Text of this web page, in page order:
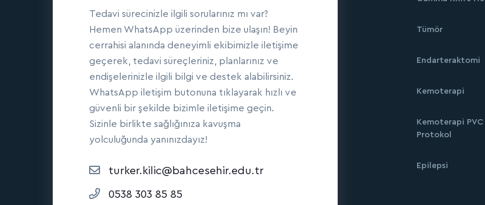
Tedavi sürecinizle ilgili sorularınız mı var?
Hemen WhatsApp üzerinden bize ulaşın! Beyin
cerrahisi alanında deneyimli ekibimizle iletişime
geçerek, tedavi süreçleriniz, planlarınız ve
endişelerinizle ilgili bilgi ve destek alabilirsiniz.
WhatsApp iletişim butonuna tıklayarak hızlı ve
güvenli bir şekilde bizimle iletişime geçin.
Sizinle birlikte sağlığınıza kavuşma
yolculuğunda yanınızdayız!
turker.kilic@bahcesehir.edu.tr
0538 303 85 85
Tümör
Endarteraktomi
Kemoterapi
Kemoterapi PVC
Protokol
Epilepsi